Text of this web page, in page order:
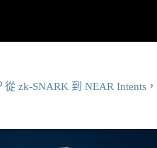
從 zk-SNARK 到 NEAR Intents